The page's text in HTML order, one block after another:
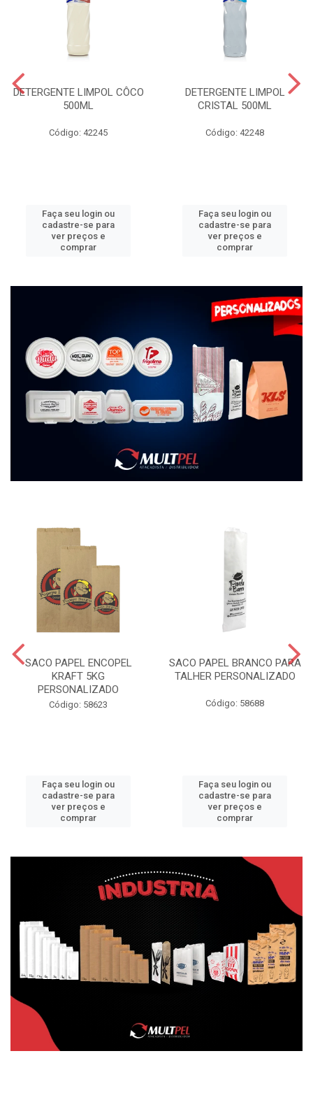
DETERGENTE LIMPOL CÔCO
500ML
Código: 42245
Faça seu login ou
cadastre-se para
ver preços e
comprar
DETERGENTE LIMPOL
CRISTAL 500ML
Código: 42248
Faça seu login ou
cadastre-se para
ver preços e
comprar
SACO PAPEL ENCOPEL
KRAFT 5KG
PERSONALIZADO
Código: 58623
Faça seu login ou
cadastre-se para
ver preços e
comprar
SACO PAPEL BRANCO PARA
TALHER PERSONALIZADO
Código: 58688
Faça seu login ou
cadastre-se para
ver preços e
comprar